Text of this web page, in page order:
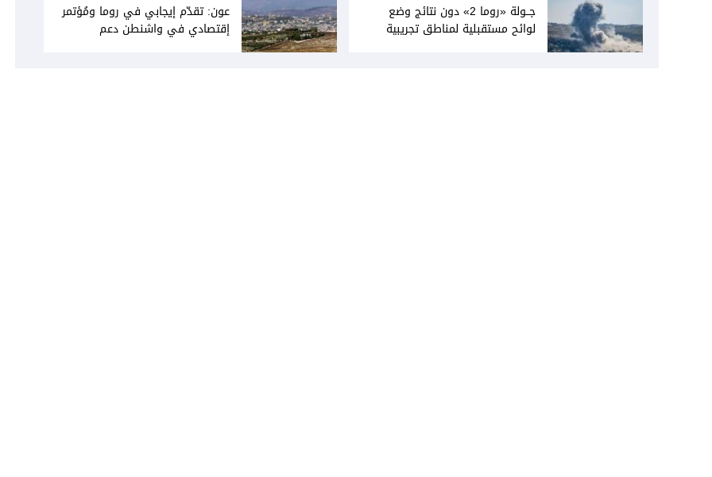
جــولة «روما 2» دون نتائج وضع
لوائح مستقبلية لمناطق تجريبية
عون: تقدّم إيجابي في روما ومُؤتمر
إقتصادي في واشنطن دعم